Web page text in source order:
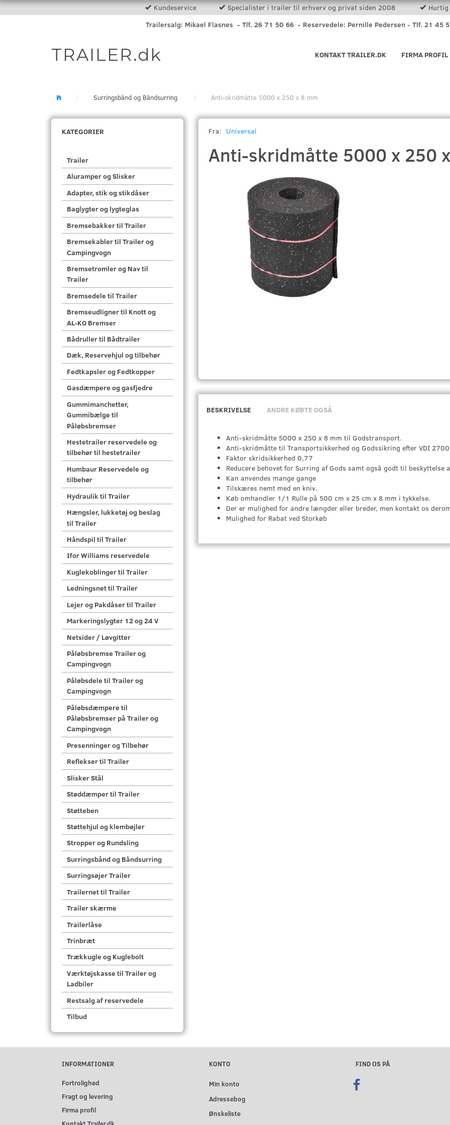
Kundeservice Specialister i trailer til erhverv og privat siden 2008
Hurtig
Trailersalg: Mikael Flasnes - Tlf. 26 71 50 66 - Reservedele: Pernille Pedersen - Tlf. 21 45
TRAILER.dk FIRMA PROFIL
KONTAKT TRAILER.DK
Surringsbånd og Båndsurring Anti-skridmåtte 5000 x 250 x 8 mm
KATEGORIER
Trailer
Aluramper og Slisker
Adapter, stik og stikdåser
Baglygter og lygteglas
Bremsebakker til Trailer
Bremsekabler til Trailer og
Campingvogn
Bremsetromler og Nav til
Trailer
Bremsedele til Trailer
Bremseudligner til Knott og
AL-KO Bremser
Bådruller til Bådtrailer
Dæk, Reservehjul og tilbehør
Fedtkapsler og Fedtkopper
Gasdæmpere og gasfjedre
Gummimanchetter,
Gummibælge til
Påløbsbremser
Hestetrailer reservedele og
tilbehør til hestetrailer
Humbaur Reservedele og
tilbehør
Hydraulik til Trailer
Hængsler, lukketøj og beslag
til Trailer
Håndspil til Trailer
Ifor Williams reservedele
Kuglekoblinger til Trailer
Ledningsnet til Trailer
Lejer og Pakdåser til Trailer
Markeringslygter 12 og 24 V
Netsider / Løvgitter
Påløbsbremse Trailer og
Campingvogn
Påløbsdele til Trailer og
Campingvogn
Påløbsdæmpere til
Påløbsbremser på Trailer og
Campingvogn
Presenninger og Tilbehør
Reflekser til Trailer
Slisker Stål
Støddæmper til Trailer
Støtteben
Støttehjul og klembøjler
Stropper og Rundsling
Surringsbånd og Båndsurring
Surringsøjer Trailer
Trailernet til Trailer
Trailer skærme
Trailerlåse
Trinbræt
Trækkugle og Kuglebolt
Værktøjskasse til Trailer og
Ladbiler
Restsalg af reservedele
Tilbud
Fra: Universal
Anti-skridmåtte 5000 x 250
BESKRIVELSE ANDRE KØBTE OGSÅ
Anti-skridmåtte 5000 x 250 x 8 mm til Godstransport.
Anti-skridmåtte til Transportsikkerhed og Godssikring efter VDI
Faktor skridsikkerhed 0,77
Reducere behovet for Surring af Gods samt også godt til beskyttelse
Kan anvendes mange gange
Tilskæres nemt med en kniv.
Køb omhandler 1/1 Rulle på 500 cm x 25 cm x 8 mm i tykkelse.
Der er mulighed for andre længder eller breder, men kontakt os
Mulighed for Rabat ved Storkøb
INFORMATIONER
Fortrolighed
Fragt og levering
Firma profil
KONTO
Min konto
Adressebog
Ønskeliste
FIND OS PÅ